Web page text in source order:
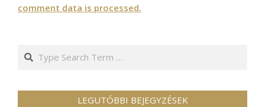
comment data is processed.
Search
LEGUTÓBBI BEJEGYZÉSEK